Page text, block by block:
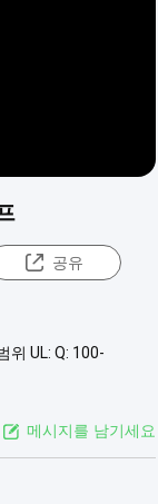
공유
위 UL: Q: 100-
메시지를 남기세요